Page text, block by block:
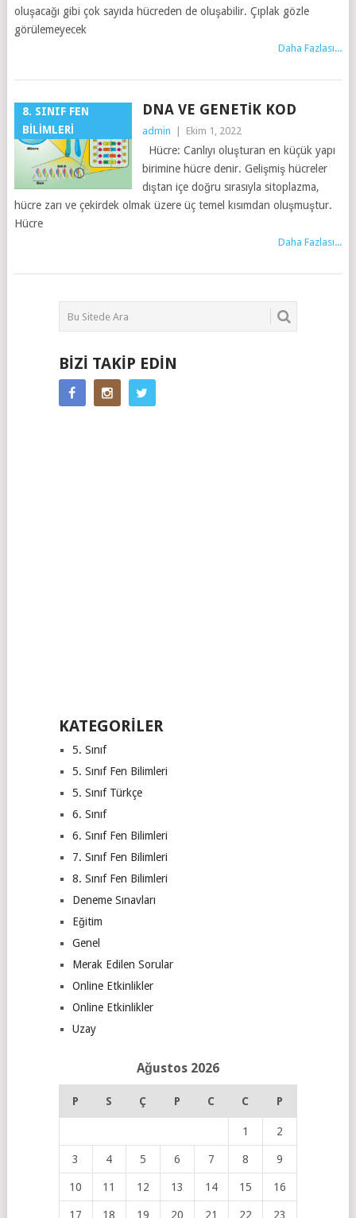
oluşacağı gibi çok sayıda hücreden de oluşabilir. Çıplak gözle
görülemeyecek
Daha Fazlası...
8. SINIF FEN
BILIMLERI
DNA VE GENETIK KOD
admin Ekim 1, 2022
Hücre: Canlıyı oluşturan en küçük yapı
birimine hücre denir. Gelişmiş hücreler
dıştan içe doğru sırasıyla sitoplazma,
hücre zarı ve çekirdek olmak üzere üç temel kısımdan oluşmuştur.
Hücre
Daha Fazlası...
BIZI TAKIP EDIN
KATEGORILER
5. Sınıf
5. Sınıf Fen Bilimleri
5. Sınıf Türkçe
6. Sınıf
6. Sınıf Fen Bilimleri
7. Sınıf Fen Bilimleri
8. Sınıf Fen Bilimleri
Deneme Sınavları
Eğitim
Genel
Merak Edilen Sorular
Online Etkinlikler
Online Etkinlikler
Uzay
Ağustos 2026
P S Ç P C C P
1 2
3 4 5 6 7 8 9
10 11 12 13 14 15 16
17 18 19 20 21 22 23